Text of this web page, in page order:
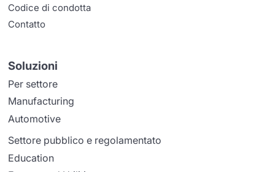
Codice di condotta
Contatto
Soluzioni
Per settore
Manufacturing
Automotive
Settore pubblico e regolamentato
Education